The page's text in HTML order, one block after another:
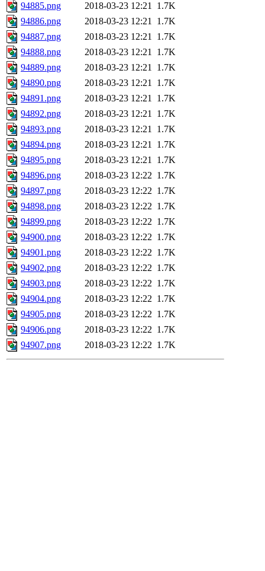
94885.png
2018-03-23 12:21 1.7K
94886.png
2018-03-23 12:21 1.7K
94887.png
2018-03-23 12:21 1.7K
94888.png
2018-03-23 12:21 1.7K
94889.png
2018-03-23 12:21 1.7K
94890.png
2018-03-23 12:21 1.7K
94891.png
2018-03-23 12:21 1.7K
94892.png
2018-03-23 12:21 1.7K
94893.png
2018-03-23 12:21 1.7K
94894.png
2018-03-23 12:21 1.7K
94895.png
2018-03-23 12:21 1.7K
94896.png
2018-03-23 12:22 1.7K
94897.png
2018-03-23 12:22 1.7K
94898.png
2018-03-23 12:22 1.7K
94899.png
2018-03-23 12:22 1.7K
94900.png
2018-03-23 12:22 1.7K
94901.png
2018-03-23 12:22 1.7K
94902.png
2018-03-23 12:22 1.7K
94903.png
2018-03-23 12:22 1.7K
94904.png
2018-03-23 12:22 1.7K
94905.png
2018-03-23 12:22 1.7K
94906.png
2018-03-23 12:22 1.7K
94907.png
2018-03-23 12:22 1.7K